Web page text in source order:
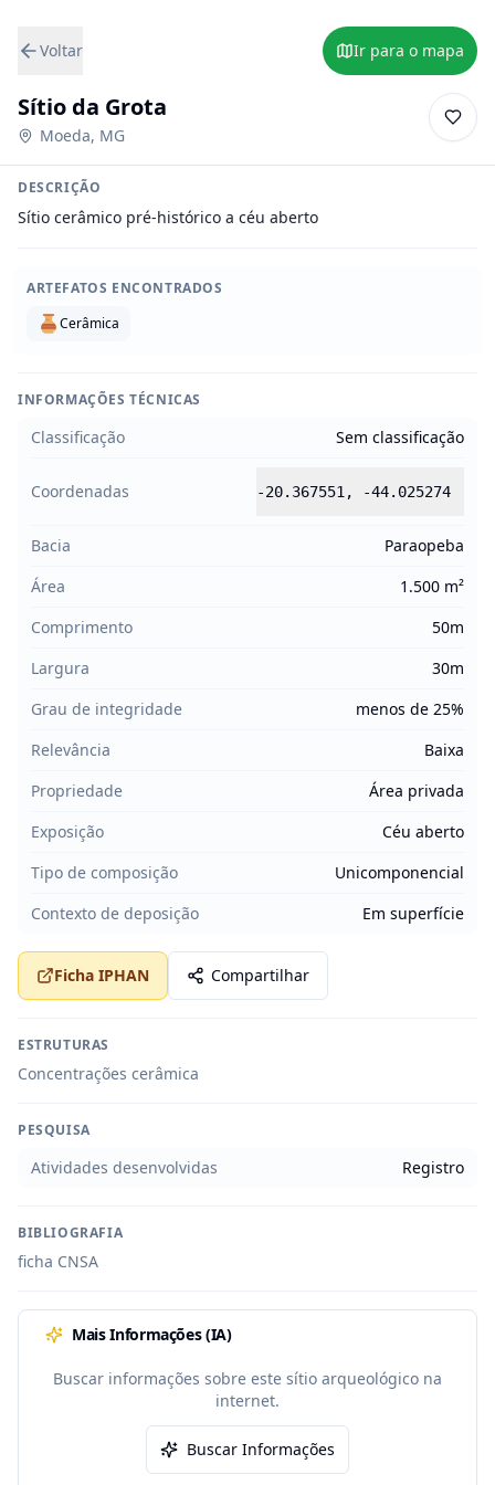
Voltar Ir para o mapa
Sítio da Grota
Moeda, MG
DESCRIÇÃO
Sítio cerâmico pré-histórico a céu aberto
ARTEFATOS ENCONTRADOS
Cerâmica
INFORMAÇÕES TÉCNICAS
Classificação Sem classificação
Coordenadas -20.367551 , -44.025274
Bacia
Paraopeba
Área
1.500 m²
Comprimento
50m
Largura
30m
Grau de integridade
menos de 25%
Relevância
Baixa
Propriedade
Área privada
Exposição
Céu aberto
Tipo de composição
Unicomponencial
Contexto de deposição
Em superfície
Ficha IPHAN Compartilhar
ESTRUTURAS
Concentrações cerâmica
PESQUISA
Atividades desenvolvidas Registro
BIBLIOGRAFIA
ficha CNSA
Mais Informações (IA)
Buscar informações sobre este sítio arqueológico na
internet.
Buscar Informações